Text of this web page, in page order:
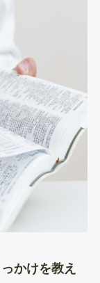
かけを教え